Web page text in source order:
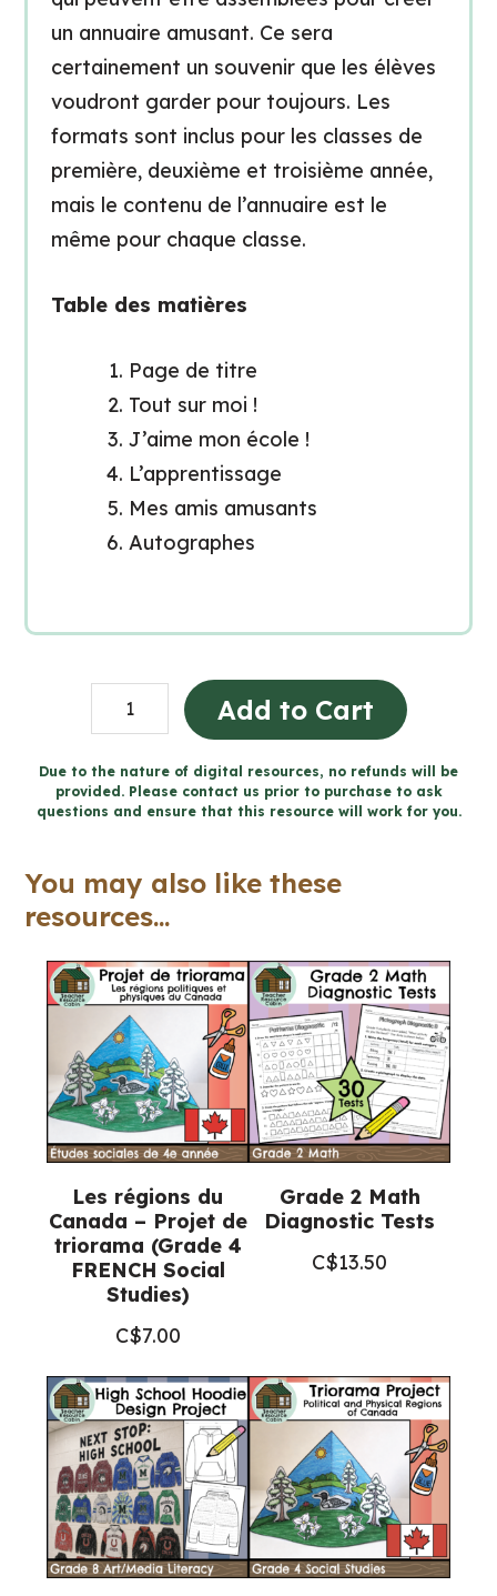
un annuaire amusant. Ce sera
certainement un souvenir que les élèves
voudront garder pour toujours. Les
formats sont inclus pour les classes de
première, deuxième et troisième année,
mais le contenu de l’annuaire est le
même pour chaque classe.
Table des matières
Page de titre
Tout sur moi !
J’aime mon école !
L’apprentissage
Mes amis amusants
Autographes
Projet
d'annuaire
de
fin
French
Activity
(Grade
1-
3)
quantity
Add to Cart
Due to the nature of digital resources, no refunds will be
provided. Please contact us prior to purchase to ask
questions and ensure that this resource will work for you.
You may also like these
resources...
Les régions du
Canada – Projet de
triorama (Grade 4
FRENCH Social
Studies)
C$7.00
Grade 2 Math
Diagnostic Tests
C$13.50